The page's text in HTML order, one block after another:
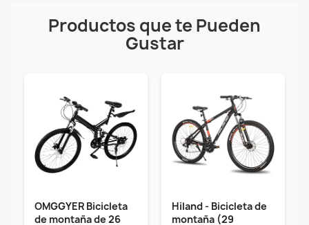
Productos que te Pueden
Gustar
OMGGYER Bicicleta
de montaña de 26
Hiland - Bicicleta de
montaña (29